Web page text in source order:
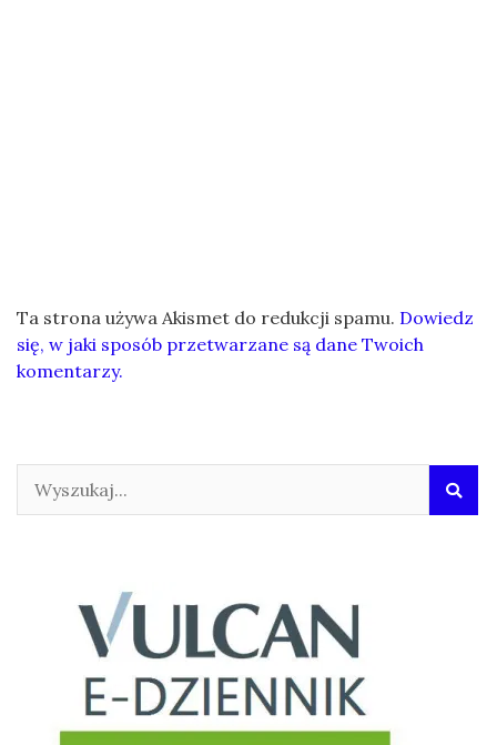
Ta strona używa Akismet do redukcji spamu. Dowiedz
się, w jaki sposób przetwarzane są dane Twoich
komentarzy.